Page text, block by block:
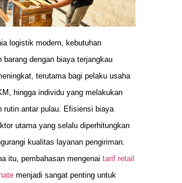
logistik modern, kebutuhan
barang dengan biaya terjangkau
terutama bagi pelaku usaha
hingga individu yang melakukan
rutin antar pulau. Efisiensi biaya
utama yang selalu diperhitungkan
kualitas layanan pengiriman.
itu, pembahasan mengenai tarif retail
menjadi sangat penting untuk